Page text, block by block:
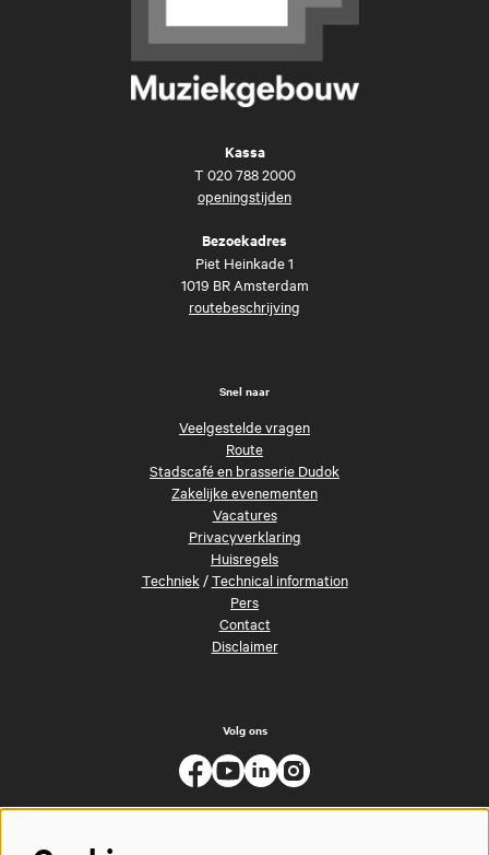
Kassa
T 020 788 2000
openingstijden
Bezoekadres
Piet Heinkade 1
1019 BR Amsterdam
routebeschrijving
Snel naar
Veelgestelde vragen
Route
Stadscafé en brasserie Dudok
Zakelijke evenementen
Vacatures
Privacyverklaring
Huisregels
Techniek/Technical information
Pers
Contact
Disclaimer
Volg ons